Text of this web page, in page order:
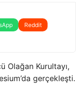
Reddit
Olağan Kurultayı,
gerçekleşti.